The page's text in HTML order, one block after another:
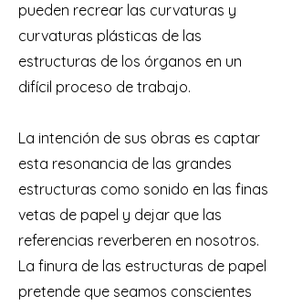
pueden recrear las curvaturas y
curvaturas plásticas de las
estructuras de los órganos en un
difícil proceso de trabajo.
La intención de sus obras es captar
esta resonancia de las grandes
estructuras como sonido en las finas
vetas de papel y dejar que las
referencias reverberen en nosotros.
La finura de las estructuras de papel
pretende que seamos conscientes